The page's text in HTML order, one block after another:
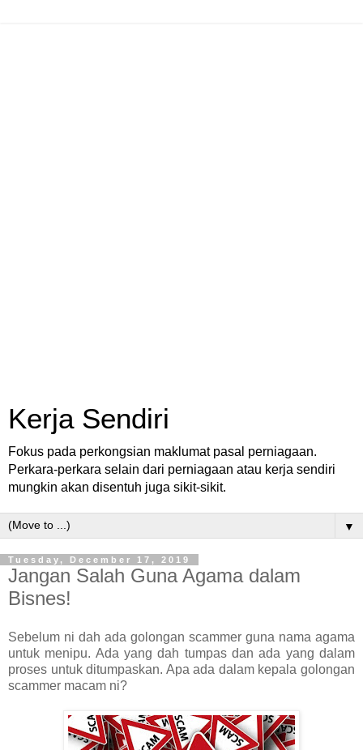
Kerja Sendiri
Fokus pada perkongsian maklumat pasal perniagaan.
Perkara-perkara selain dari perniagaan atau kerja sendiri
mungkin akan disentuh juga sikit-sikit.
▼
Tuesday, December 17, 2019
Jangan Salah Guna Agama dalam
Bisnes!
Sebelum ni dah ada golongan scammer guna nama agama
untuk menipu. Ada yang dah tumpas dan ada yang dalam
proses untuk ditumpaskan. Apa ada dalam kepala golongan
scammer macam ni?